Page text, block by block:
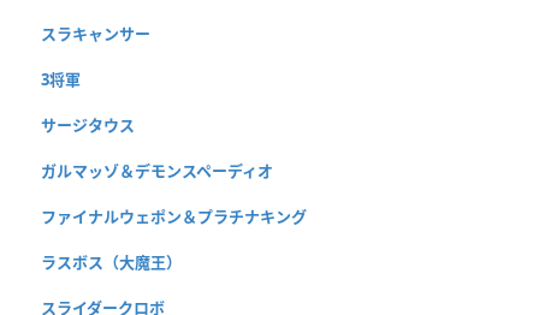
スラキャンサー
3将軍
サージタウス
ガルマッゾ＆デモンスペーディオ
ファイナルウェポン＆プラチナキング
ラスボス（大魔王）
スライダークロボ